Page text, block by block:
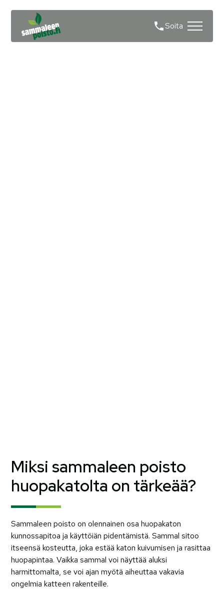
Soita
Miksi sammaleen poisto
huopakatolta on tärkeää?
Sammaleen poisto on olennainen osa huopakaton
kunnossapitoa ja käyttöiän pidentämistä. Sammal sitoo
itseensä kosteutta, joka estää katon kuivumisen ja rasittaa
huopapintaa. Vaikka sammal voi näyttää aluksi
harmittomalta, se voi ajan myötä aiheuttaa vakavia
ongelmia katteen rakenteille.